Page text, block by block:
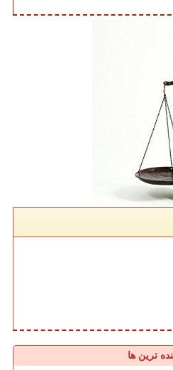
ترین ها